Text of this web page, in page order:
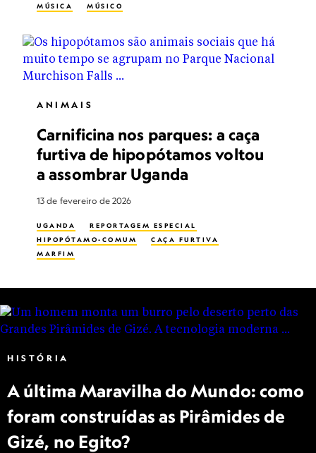
MÚSICA
MÚSICO
ANIMAIS
Carnificina nos parques: a caça
furtiva de hipopótamos voltou
a assombrar Uganda
13 de fevereiro de 2026
UGANDA
REPORTAGEM ESPECIAL
HIPOPÓTAMO-COMUM
CAÇA FURTIVA
MARFIM
HISTÓRIA
A última Maravilha do Mundo: como
foram construídas as Pirâmides de
Gizé, no Egito?